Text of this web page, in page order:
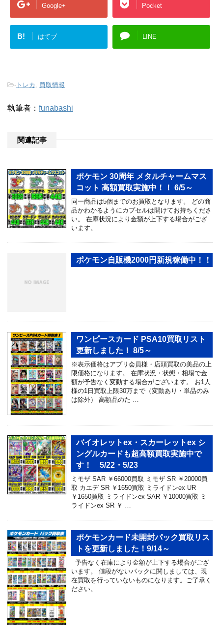
Google+ Pocket
B! はてブ LINE
- トレカ 買取情報
執筆者： funabashi
関連記事
ポケモン 30周年 メタルチャームマス
コット 高額買取実施中！！ 6/5～
同一商品は5個までのお買取となります。 どの商
品かわかるようにカプセルは開けてお持ちくださ
い。 在庫状況により金額が上下する場合がござ
います。
ポケモン自販機2000円新規稼働中！！
ワンピースカード PSA10買取リスト
更新しました！ 8/5～
※表示価格はアプリ会員様・店頭買取の美品の上
限価格になります。 在庫状況・状態・相場で金
額が予告なく変動する場合がございます。 お1人
様の1日買取上限30万まで（変動あり・単品のみ
は除外） 高額品のた …
バイオレットex・スカーレットex シ
ングルカードも超高額買取実施中で
す！ 5/22・5/23
ミモザ SAR ￥66000買取 ミモザ SR ￥20000買
取 カエデ SR ￥1650買取 ミライドンex UR
￥1650買取 ミライドンex SAR ￥10000買取 ミ
ライドンex SR ￥ …
ポケモンカード未開封パック買取リス
トを更新しました！9/14～
予告なく在庫により金額が上下する場合がござ
います。 値段がないパックに関しましては、現
在買取を行っていないものになります。ご了承く
ださい。